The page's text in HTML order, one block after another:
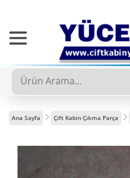
Ana Sayfa Çift Kabin Çıkma Parça